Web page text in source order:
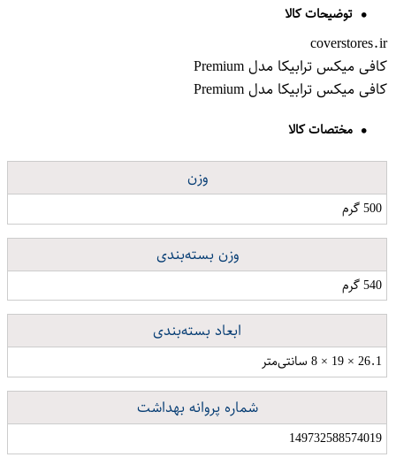
توضیحات کالا
coverstores.ir
کافی میکس ترابیکا مدل Premium
کافی میکس ترابیکا مدل Premium
مختصات کالا
وزن
500 گرم
وزن بسته‌بندی
540 گرم
ابعاد بسته‌بندی
26.1 × 19 × 8 سانتی‌متر
شماره پروانه بهداشت
149732588574019